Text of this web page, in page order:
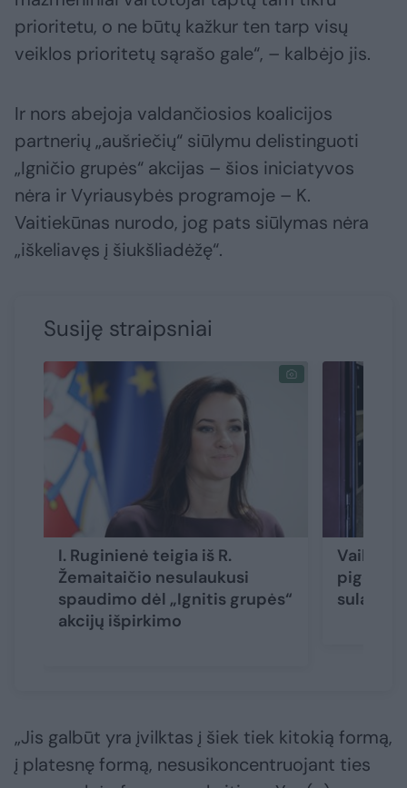
prioritetu, o ne būtų kažkur ten tarp visų
veiklos prioritetų sąrašo gale“, – kalbėjo jis.
Ir nors abejoja valdančiosios koalicijos
partnerių „aušriečių“ siūlymu delistinguoti
„Igničio grupės“ akcijas – šios iniciatyvos
nėra ir Vyriausybės programoje – K.
Vaitiekūnas nurodo, jog pats siūlymas nėra
„iškeliavęs į šiukšliadėžę“.
Susiję straipsniai
I. Ruginienė teigia iš R.
Žemaitaičio nesulaukusi
spaudimo dėl „Ignitis grupės“
akcijų išpirkimo
Vaikšto
pigesnę
„Jis galbūt yra įvilktas į šiek tiek kitokią formą,
į platesnę formą, nesusikoncentruojant ties